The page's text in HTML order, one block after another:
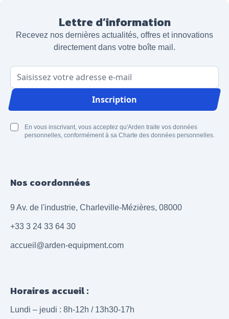
Lettre d’information
Recevez nos dernières actualités, offres et innovations
directement dans votre boîte mail.
Adresse email
Inscription
En vous inscrivant, vous acceptez qu'Arden traite vos données
personnelles, conformément à sa Charte des données personnelles.
Nos coordonnées
9 Av. de l'industrie, Charleville-Mézières, 08000
+33 3 24 33 64 30
accueil@arden-equipment.com
Horaires accueil :
Lundi – jeudi : 8h-12h / 13h30-17h